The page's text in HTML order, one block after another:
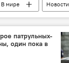
В мире Новости
патрульных-
один пока в